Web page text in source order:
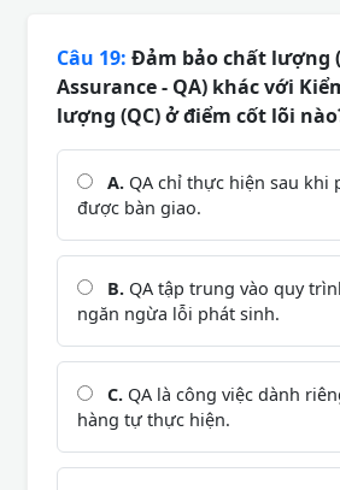
Câu 19: Đảm bảo chất lượng
Assurance - QA) khác với
lượng (QC) ở điểm cốt lõi
A. QA chỉ thực hiện sau khi
được bàn giao.
B. QA tập trung vào quy
ngăn ngừa lỗi phát sinh.
C. QA là công việc dành
hàng tự thực hiện.